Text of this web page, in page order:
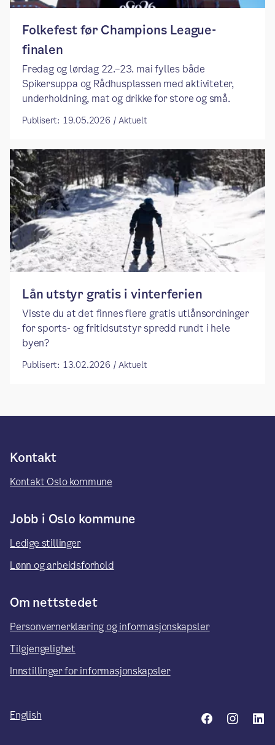
Folkefest før Champions League-
finalen
Fredag og lørdag 22.–23. mai fylles både
Spikersuppa og Rådhusplassen med aktiviteter,
underholdning, mat og drikke for store og små.
Publisert: 19.05.2026 / Aktuelt
Lån utstyr gratis i vinterferien
Visste du at det finnes flere gratis utlånsordninger
for sports- og fritidsutstyr spredd rundt i hele
byen?
Publisert: 13.02.2026 / Aktuelt
Kontakt
Kontakt Oslo kommune
Jobb i Oslo kommune
Ledige stillinger
Lønn og arbeidsforhold
Om nettstedet
Personvernerklæring og informasjonskapsler
Tilgjengelighet
Innstillinger for informasjonskapsler
English Facebook